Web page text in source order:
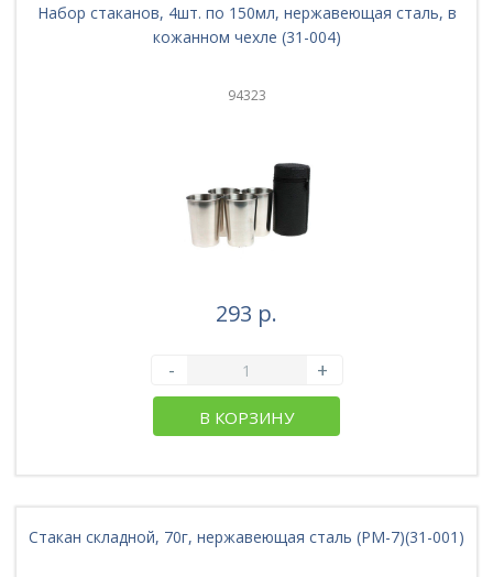
Набор стаканов, 4шт. по 150мл, нержавеющая сталь, в
кожанном чехле (31-004)
94323
293 р.
- +
В КОРЗИНУ
Стакан складной, 70г, нержавеющая сталь (PM-7)(31-001)